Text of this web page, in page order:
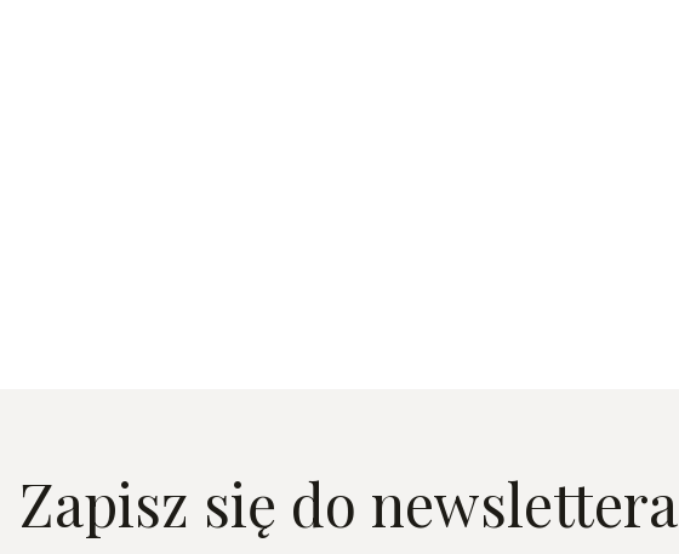
Zapisz się do newslettera